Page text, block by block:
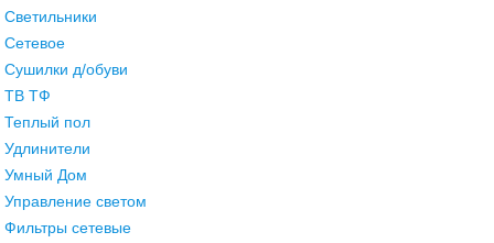
Светильники
Сетевое
Сушилки д/обуви
ТВ ТФ
Теплый пол
Удлинители
Умный Дом
Управление светом
Фильтры сетевые